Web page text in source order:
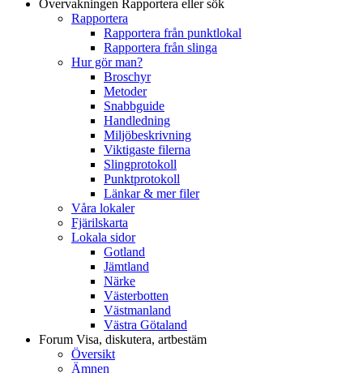
Övervakningen Rapportera eller sök
Rapportera
Rapportera från punktlokal
Rapportera från slinga
Hur gör man?
Broschyr
Metoder
Snabbguide
Handledning
Miljöbeskrivning
Viktigaste filerna
Slingprotokoll
Punktprotokoll
Länkar & mer filer
Våra lokaler
Fjärilskarta
Lokala sidor
Gotland
Jämtland
Närke
Västerbotten
Västmanland
Västra Götaland
Forum Visa, diskutera, artbestäm
Översikt
Ämnen